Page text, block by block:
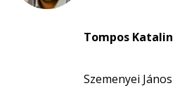
Tompos Katalin
Szemenyei János